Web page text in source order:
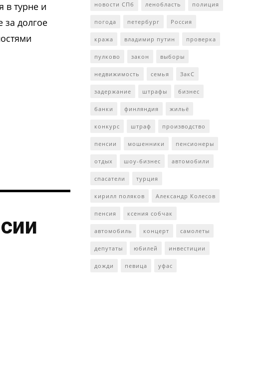
в турне и
за долгое
новости СПб ленобласть полиция
погода петербург Россия
кража владимир путин проверка
пулково закон выборы
недвижимость семья ЗакС
задержание штрафы бизнес
банки финляндия жильё
конкурс штраф производство
пенсии мошенники пенсионеры
отдых шоу-бизнес автомобили
спасатели турция
кирилл поляков Александр Колесов
пенсия ксения собчак
автомобиль концерт самолеты
депутаты юбилей инвестиции
дожди певица уфас